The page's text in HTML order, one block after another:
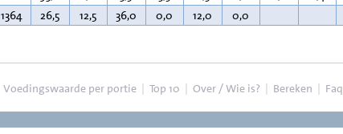
1364 26,5 12,5 36,0 0,0 12,0 0,0
Voedingswaarde per portie | Top 10 | Over / Wie is? | Bereken | Faq